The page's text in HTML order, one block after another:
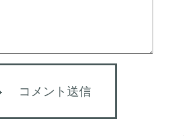
コメント送信